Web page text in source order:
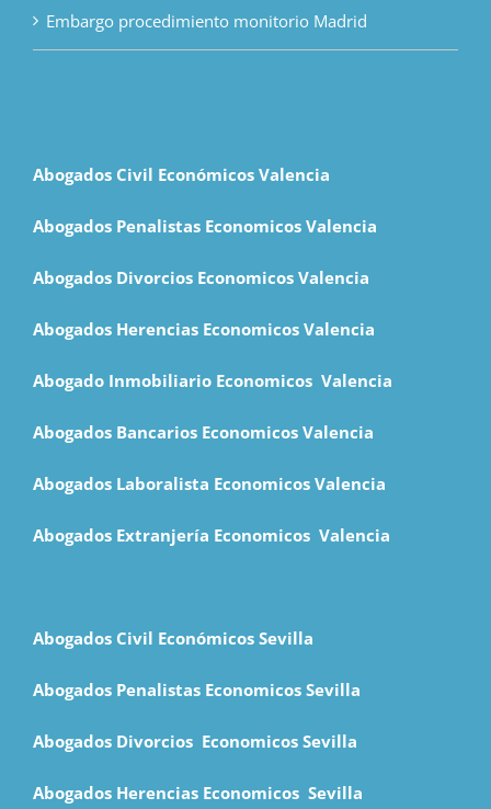
Embargo procedimiento monitorio Madrid
Abogados Civil Económicos Valencia
Abogados Penalistas Economicos Valencia
Abogados Divorcios Economicos Valencia
Abogados Herencias Economicos Valencia
Abogado Inmobiliario Economicos Valencia
Abogados Bancarios Economicos Valencia
Abogados Laboralista Economicos Valencia
Abogados Extranjería Economicos Valencia
Abogados Civil Económicos Sevilla
Abogados Penalistas Economicos Sevilla
Abogados Divorcios Economicos Sevilla
Abogados Herencias Economicos Sevilla